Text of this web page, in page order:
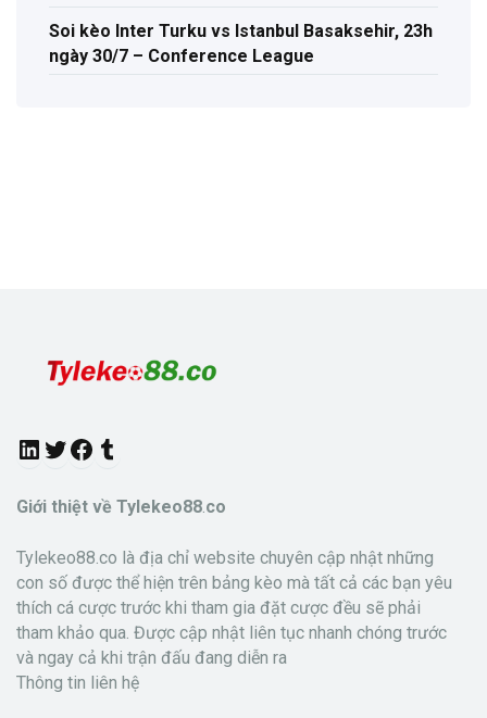
Soi kèo Inter Turku vs Istanbul Basaksehir, 23h
ngày 30/7 – Conference League
L
i
k
e
d
I
T
w
t
t
e
r
F
a
e
b
o
o
T
u
b
l
r
Giới thiệt về Tylekeo88.co
Tylekeo88.co là địa chỉ website chuyên cập nhật những
con số được thể hiện trên bảng kèo mà tất cả các bạn yêu
thích cá cược trước khi tham gia đặt cược đều sẽ phải
tham khảo qua. Được cập nhật liên tục nhanh chóng trước
và ngay cả khi trận đấu đang diễn ra
Thông tin liên hệ